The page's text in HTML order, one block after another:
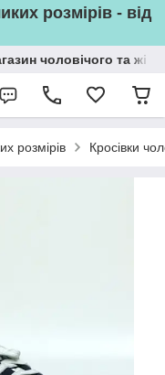
розмірів - від
чоловічого та
розмірів Кросівки